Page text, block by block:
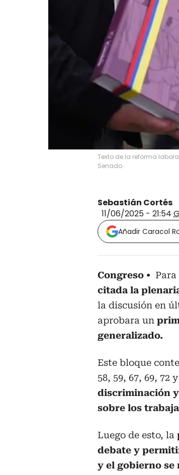
Texto de la reforma
Senado
Sebastián Cortés
11/06/2025 - 21:54
Añadir Caracol
Congreso Para
citada la
la discusión en
aprobara un
generalizado.
Este bloque
58, 59, 67, 69, 72
discriminación
sobre los
Luego de esto, la
debate y
y el gobierno se